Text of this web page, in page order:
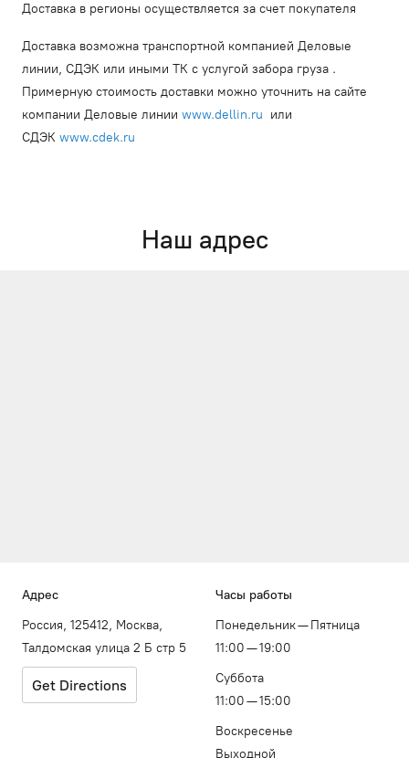
Доставка в регионы осуществляется за счет покупателя
Доставка возможна транспортной компанией Деловые
линии, СДЭК или иными ТК с услугой забора груза .
Примерную стоимость доставки можно уточнить на сайте
компании Деловые линии www.dellin.ru или
СДЭК www.cdek.ru
Наш адрес
Адрес
Россия, 125412, Москва,
Талдомская улица 2 Б стр 5
Get Directions
Часы работы
Понедельник — Пятница
11:00 — 19:00
Суббота
11:00 — 15:00
Воскресенье
Выходной